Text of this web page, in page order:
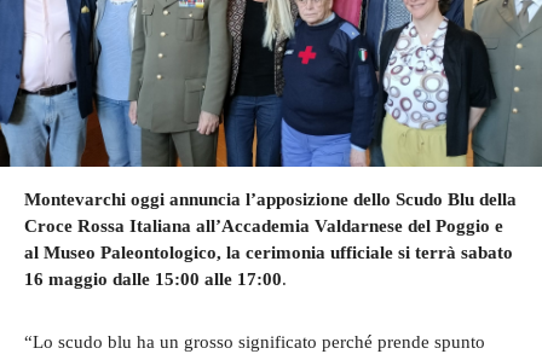
Montevarchi oggi annuncia l’apposizione dello Scudo Blu della
Croce Rossa Italiana all’Accademia Valdarnese del Poggio e
al Museo Paleontologico, la cerimonia ufficiale si terrà sabato
16 maggio dalle 15:00 alle 17:00.
“Lo scudo blu ha un grosso significato perché prende spunto